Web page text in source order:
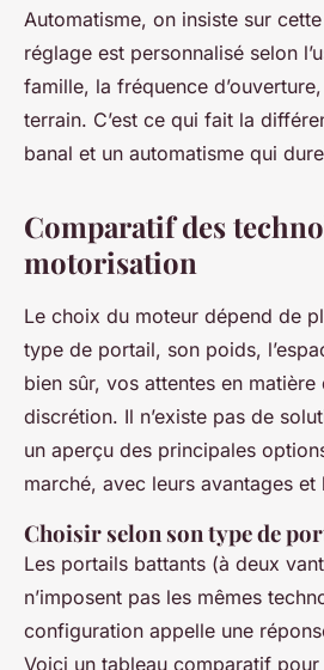
Automatisme, on insiste sur
réglage est personnalisé selon
famille, la fréquence
terrain. C’est ce qui fait la
banal et un automatisme qui dure
Comparatif des
motorisation
Le choix du moteur dépend de
type de portail, son poids,
bien sûr, vos attentes en matière
discrétion. Il n’existe pas de
un aperçu des principales
marché, avec leurs avantages et
Choisir selon son type de
Les portails battants (à deux
n’imposent pas les mêmes
configuration appelle une
Voici un tableau comparatif